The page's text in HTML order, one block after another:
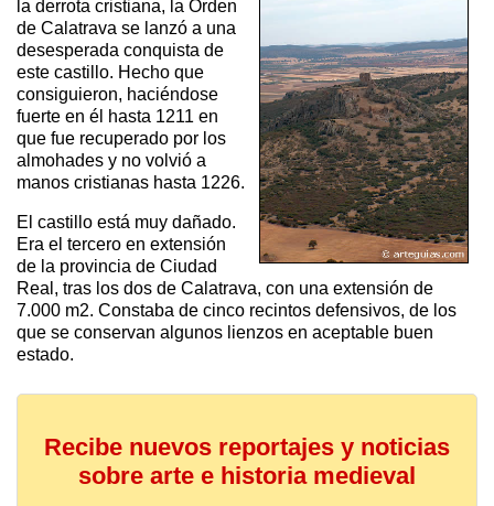
la derrota cristiana, la Orden
de Calatrava se lanzó a una
desesperada conquista de
este castillo. Hecho que
consiguieron, haciéndose
fuerte en él hasta 1211 en
que fue recuperado por los
almohades y no volvió a
manos cristianas hasta 1226.
El castillo está muy dañado.
Era el tercero en extensión
de la provincia de Ciudad
Real, tras los dos de Calatrava, con una extensión de
7.000 m2. Constaba de cinco recintos defensivos, de los
que se conservan algunos lienzos en aceptable buen
estado.
Recibe nuevos reportajes y noticias
sobre arte e historia medieval